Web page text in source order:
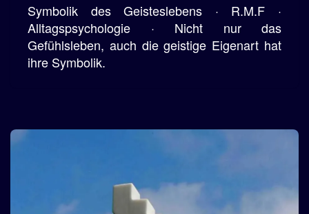
Symbolik des Geisteslebens · R.M.F ·
Alltagspsychologie · Nicht nur das
Gefühlsleben, auch die geistige Eigenart hat
ihre Symbolik.